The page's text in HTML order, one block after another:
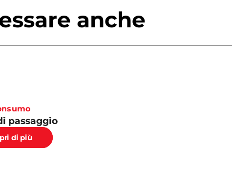
anche
passaggio
di più